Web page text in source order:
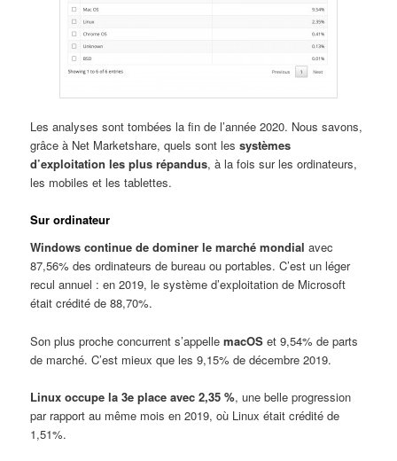
Les analyses sont tombées la fin de l’année 2020. Nous savons,
grâce à Net Marketshare, quels sont lessystèmes
d’exploitation les plus répandus, à la fois sur les ordinateurs,
les mobiles et les tablettes.
Sur ordinateur
Windows continue de dominer le marché mondial avec
87,56% des ordinateurs de bureau ou portables. C’est un léger
recul annuel : en 2019, le système d’exploitation de Microsoft
était crédité de 88,70%.
Son plus proche concurrent s’appellemacOS et 9,54% de parts
de marché. C’est mieux que les 9,15% de décembre 2019.
Linux occupe la 3e place avec 2,35 %, une belle progression
par rapport au même mois en 2019, où Linux était crédité de
1,51%.